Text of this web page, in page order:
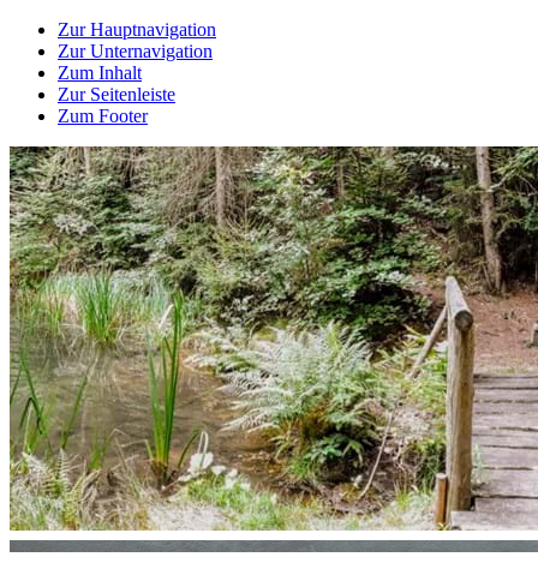
Zur Hauptnavigation
Zur Unternavigation
Zum Inhalt
Zur Seitenleiste
Zum Footer